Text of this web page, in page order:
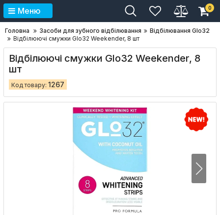
Меню 0
Головна Засоби для зубного відбілювання
Відбілювання Glo32
Відбілюючі смужки Glo32 Weekender, 8 шт
Відбілюючі смужки Glo32 Weekender, 8
шт
Код товару: 1267